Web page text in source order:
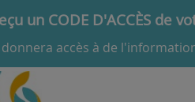
un CODE D'ACCÈS de
donnera accès à de